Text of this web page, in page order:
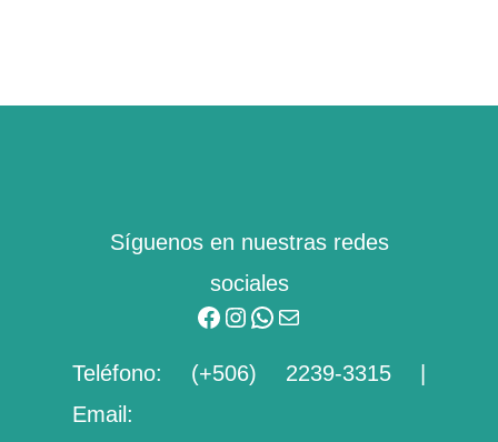
Síguenos en nuestras redes
sociales
Teléfono: (+506) 2239-3315
Email: